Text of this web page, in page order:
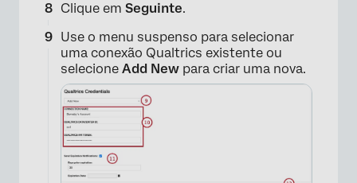
×
Clique em Seguinte.
Use o menu suspenso para selecionar
uma conexão Qualtrics existente ou
selecione Add New para criar uma nova.